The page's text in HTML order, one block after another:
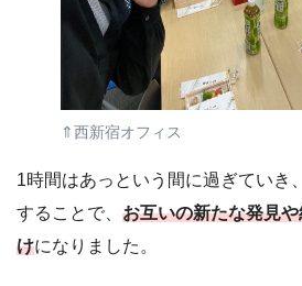
⇑西新宿オフィス
1時間はあっという間に過ぎていき
することで、 お互いの新たな発見
けになりました。